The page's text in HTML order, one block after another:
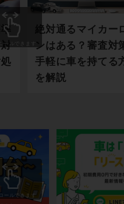
絶対通るマイカー
ンはある？審査対
手軽に車を持てる
を解説
ールできます
ールできます